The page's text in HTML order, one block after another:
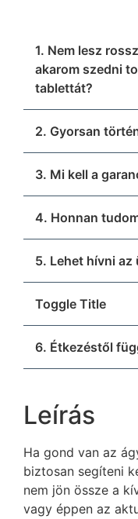
1. Nem lesz
akarom szedni
tablettát?
2. Gyorsan
3. Mi kell a
4. Honnan
5. Lehet hívni
Toggle Title
6. Étkezéstől
Leírás
Ha gond van az
biztosan segíteni
nem jön össze a
vagy éppen az